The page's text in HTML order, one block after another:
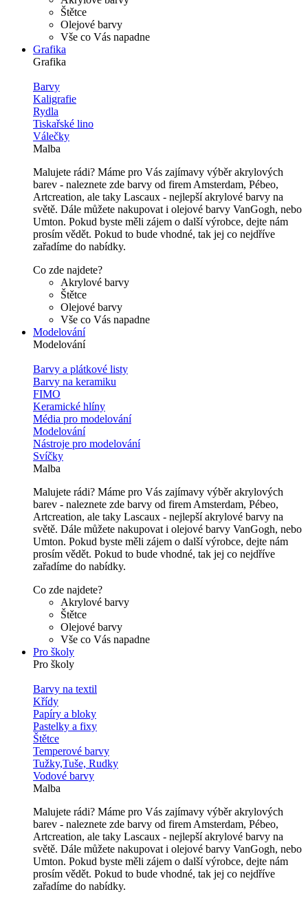
Štětce
Olejové barvy
Vše co Vás napadne
Grafika
Grafika
Barvy
Kaligrafie
Rydla
Tiskařské lino
Válečky
Malba
Malujete rádi? Máme pro Vás zajímavy výběr akrylových
barev - naleznete zde barvy od firem Amsterdam, Pébeo,
Artcreation, ale taky Lascaux - nejlepší akrylové barvy na
světě. Dále můžete nakupovat i olejové barvy VanGogh, nebo
Umton. Pokud byste měli zájem o další výrobce, dejte nám
prosím vědět. Pokud to bude vhodné, tak jej co nejdříve
zařadíme do nabídky.
Co zde najdete?
Akrylové barvy
Štětce
Olejové barvy
Vše co Vás napadne
Modelování
Modelování
Barvy a plátkové listy
Barvy na keramiku
FIMO
Keramické hlíny
Média pro modelování
Modelování
Nástroje pro modelování
Svíčky
Malba
Malujete rádi? Máme pro Vás zajímavy výběr akrylových
barev - naleznete zde barvy od firem Amsterdam, Pébeo,
Artcreation, ale taky Lascaux - nejlepší akrylové barvy na
světě. Dále můžete nakupovat i olejové barvy VanGogh, nebo
Umton. Pokud byste měli zájem o další výrobce, dejte nám
prosím vědět. Pokud to bude vhodné, tak jej co nejdříve
zařadíme do nabídky.
Co zde najdete?
Akrylové barvy
Štětce
Olejové barvy
Vše co Vás napadne
Pro školy
Pro školy
Barvy na textil
Křídy
Papíry a bloky
Pastelky a fixy
Štětce
Temperové barvy
Tužky,Tuše, Rudky
Vodové barvy
Malba
Malujete rádi? Máme pro Vás zajímavy výběr akrylových
barev - naleznete zde barvy od firem Amsterdam, Pébeo,
Artcreation, ale taky Lascaux - nejlepší akrylové barvy na
světě. Dále můžete nakupovat i olejové barvy VanGogh, nebo
Umton. Pokud byste měli zájem o další výrobce, dejte nám
prosím vědět. Pokud to bude vhodné, tak jej co nejdříve
zařadíme do nabídky.